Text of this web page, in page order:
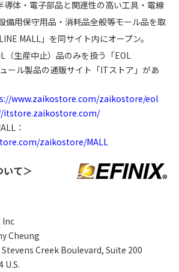
体・電子部品と関連性の高い工具・電線
備用保守用品・消耗品全般等モール品を取
MALL」を同サイト内にオープン。
（生産中止）品のみを扱う「EOL
ール製品の通販サイト「ITストア」があ
www.zaikostore.com/zaikostore/eol
itstore.zaikostore.com/
：
zaikostore/MALL
て＞
Inc
Cheung
Stevens Creek Boulevard, Suite 200
U.S.